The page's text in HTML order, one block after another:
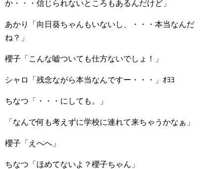
か・・・信じられないところもあるんだけど」
あかり「向日葵ちゃんもいないし、・・・本当なんだ
ね？」
櫻子「こんな嘘ついても仕方ないでしょ！」
シャロ「残念ながら本当なんですー・・・」ｵﾖﾖ
ちなつ「・・・にしても。」
「なんで何も考えずに学校に連れて来ちゃうかなぁ」
櫻子「えへへ」
ちなつ「ほめてないよ？櫻子ちゃん」